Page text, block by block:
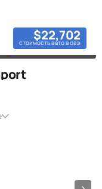
$22,702
стоимость авто в оаэ